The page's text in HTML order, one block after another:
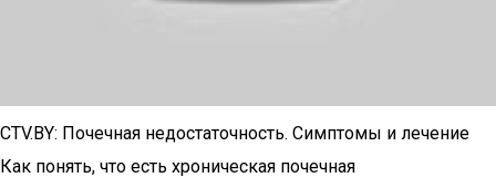
CTV.BY: Почечная недостаточность. Симптомы и лечение
Как понять, что есть хроническая почечная